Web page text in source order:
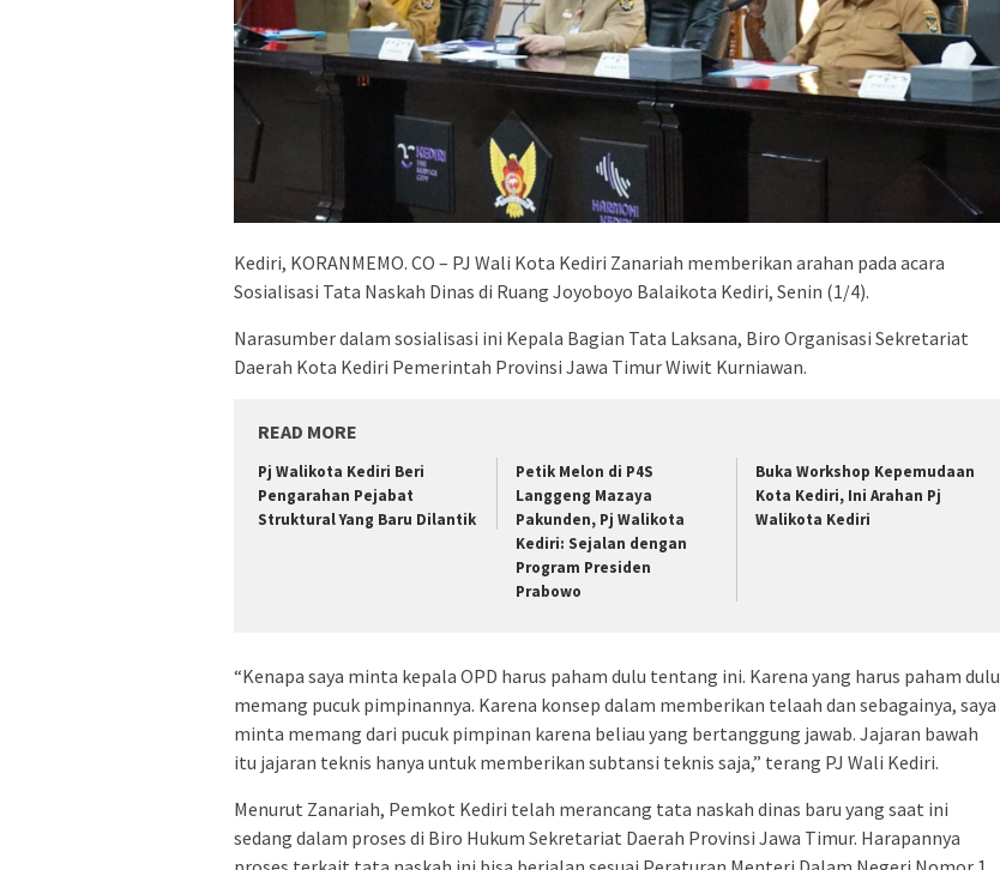
Kediri, KORANMEMO. CO – PJ Wali Kota Kediri Zanariah memberikan arahan pada acara
Sosialisasi Tata Naskah Dinas di Ruang Joyoboyo Balaikota Kediri, Senin (1/4).
Narasumber dalam sosialisasi ini Kepala Bagian Tata Laksana, Biro Organisasi Sekretariat
Daerah Kota Kediri Pemerintah Provinsi Jawa Timur Wiwit Kurniawan.
READ MORE
Pj Walikota Kediri Beri
Pengarahan Pejabat
Struktural Yang Baru Dilantik
Petik Melon di P4S
Langgeng Mazaya
Pakunden, Pj Walikota
Kediri: Sejalan dengan
Program Presiden
Prabowo
Buka Workshop Kepemudaan
Kota Kediri, Ini Arahan Pj
Walikota Kediri
“Kenapa saya minta kepala OPD harus paham dulu tentang ini. Karena yang harus paham dulu
memang pucuk pimpinannya. Karena konsep dalam memberikan telaah dan sebagainya, saya
minta memang dari pucuk pimpinan karena beliau yang bertanggung jawab. Jajaran bawah
itu jajaran teknis hanya untuk memberikan subtansi teknis saja,” terang PJ Wali Kediri.
Menurut Zanariah, Pemkot Kediri telah merancang tata naskah dinas baru yang saat ini
sedang dalam proses di Biro Hukum Sekretariat Daerah Provinsi Jawa Timur. Harapannya